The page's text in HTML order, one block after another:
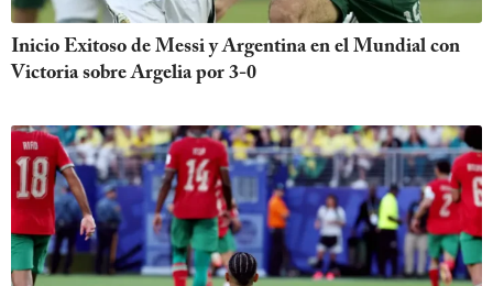
Inicio Exitoso de Messi y Argentina en el Mundial con
Victoria sobre Argelia por 3-0